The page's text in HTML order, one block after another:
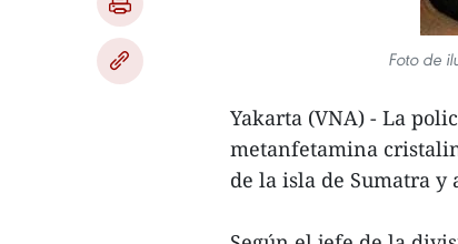
Foto de
Yakarta (VNA) - La
metanfetamina
de la isla de Sumatra y